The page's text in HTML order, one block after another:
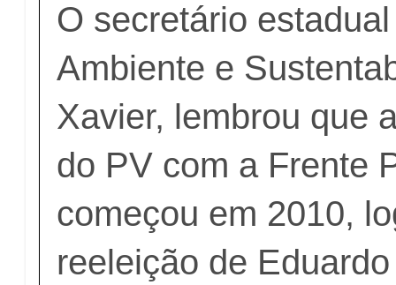
O secretário
Ambiente e
Xavier, lembrou que
do PV com a Frente
começou em 2010,
reeleição de